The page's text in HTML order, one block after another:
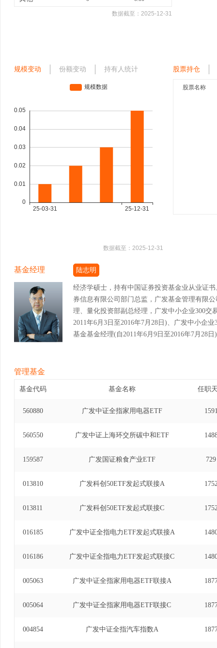
数据截至： 2025-12-31
规模变动 份额变动 持有人统计
数据截至： 2025-12-31
股票持仓
股票名称
基金经理 陆志明
经济学硕士，持有中国证券投资基金业从业证
券信息有限公司部门总监，广发基金管理有限
理、量化投资部副总经理，广发中小企业300交
2011年6月3日至2016年7月28日)、广发中小企
基金基金经理(自2011年6月9日至2016年7月28
费交易型开放式指数证券投资基金发起式联接
(自2015年8月18日至2018年12月20日)、广发
券投资基金发起式联接基金基金经理(自2017年
中证全指可选消费交易型开放式指数证券投资
至2021年6月17日)、广发中证全指信息技术交
发起式联接基金基金经理(自2015年1月29日至
指可选消费交易型开放式指数证券投资基金发
基金经理(自2015年5月6日至2021年6月17日)、
指数证券投资基金基金经理(自2015年6月25日
日)、广发中证全指家用电器指数型发起式证券
年11月22日)、广发深证100指数证券投资基金
管理基金
基金代码 基金名称 任职
560880 广发中证全指家用电器ETF
560550 广发中证上海环交所碳中和ETF
159587 广发国证粮食产业ETF 729
013810 广发科创50ETF发起式联接A
013811 广发科创50ETF发起式联接C
016185 广发中证全指电力ETF发起式联接A
016186 广发中证全指电力ETF发起式联接C
005063 广发中证全指家用电器ETF联接A
005064 广发中证全指家用电器ETF联接C
004854 广发中证全指汽车指数A